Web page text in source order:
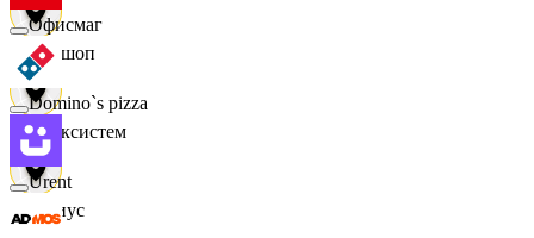
Ваншоп
Ворксистем
Гелиус
Офисмаг
Domino`s pizza
Urent